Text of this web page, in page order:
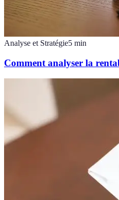
Analyse et Stratégie5 min
Comment analyser la